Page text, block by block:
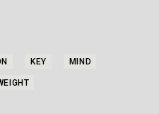
KEY
MIND